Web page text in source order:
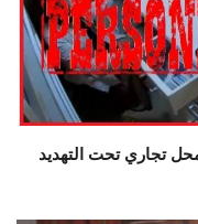
تجاري تحت التهديد